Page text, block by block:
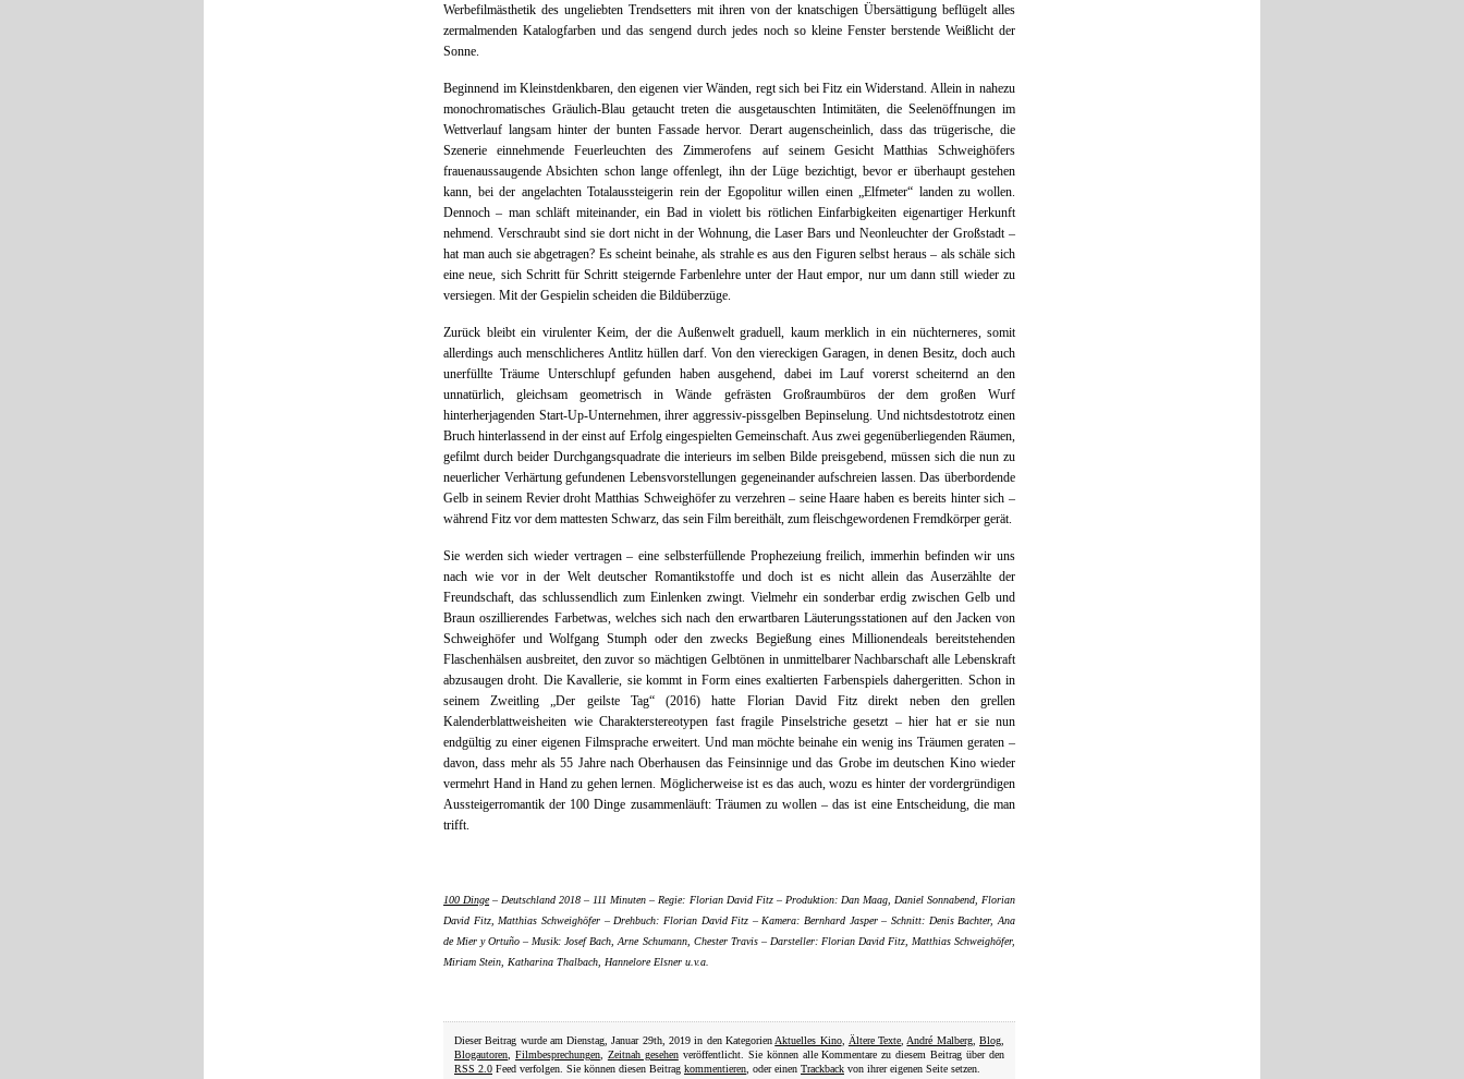
Werbefilmästhetik des ungeliebten Trendsetters mit ihren von der knatschigen Übersättigung beflügelt alles
zermalmenden Katalogfarben und das sengend durch jedes noch so kleine Fenster berstende Weißlicht der
Sonne.
Beginnend im Kleinstdenkbaren, den eigenen vier Wänden, regt sich bei Fitz ein Widerstand. Allein in nahezu
monochromatisches Gräulich-Blau getaucht treten die ausgetauschten Intimitäten, die Seelenöffnungen im
Wettverlauf langsam hinter der bunten Fassade hervor. Derart augenscheinlich, dass das trügerische, die
Szenerie einnehmende Feuerleuchten des Zimmerofens auf seinem Gesicht Matthias Schweighöfers
frauenaussaugende Absichten schon lange offenlegt, ihn der Lüge bezichtigt, bevor er überhaupt gestehen
kann, bei der angelachten Totalaussteigerin rein der Egopolitur willen einen „Elfmeter“ landen zu wollen.
Dennoch – man schläft miteinander, ein Bad in violett bis rötlichen Einfarbigkeiten eigenartiger Herkunft
nehmend. Verschraubt sind sie dort nicht in der Wohnung, die Laser Bars und Neonleuchter der Großstadt –
hat man auch sie abgetragen? Es scheint beinahe, als strahle es aus den Figuren selbst heraus – als schäle sich
eine neue, sich Schritt für Schritt steigernde Farbenlehre unter der Haut empor, nur um dann still wieder zu
versiegen. Mit der Gespielin scheiden die Bildüberzüge.
Zurück bleibt ein virulenter Keim, der die Außenwelt graduell, kaum merklich in ein nüchterneres, somit
allerdings auch menschlicheres Antlitz hüllen darf. Von den viereckigen Garagen, in denen Besitz, doch auch
unerfüllte Träume Unterschlupf gefunden haben ausgehend, dabei im Lauf vorerst scheiternd an den
unnatürlich, gleichsam geometrisch in Wände gefrästen Großraumbüros der dem großen Wurf
hinterherjagenden Start-Up-Unternehmen, ihrer aggressiv-pissgelben Bepinselung. Und nichtsdestotrotz einen
Bruch hinterlassend in der einst auf Erfolg eingespielten Gemeinschaft. Aus zwei gegenüberliegenden Räumen,
gefilmt durch beider Durchgangsquadrate die interieurs im selben Bilde preisgebend, müssen sich die nun zu
neuerlicher Verhärtung gefundenen Lebensvorstellungen gegeneinander aufschreien lassen. Das überbordende
Gelb in seinem Revier droht Matthias Schweighöfer zu verzehren – seine Haare haben es bereits hinter sich –
während Fitz vor dem mattesten Schwarz, das sein Film bereithält, zum fleischgewordenen Fremdkörper gerät.
Sie werden sich wieder vertragen – eine selbsterfüllende Prophezeiung freilich, immerhin befinden wir uns
nach wie vor in der Welt deutscher Romantikstoffe und doch ist es nicht allein das Auserzählte der
Freundschaft, das schlussendlich zum Einlenken zwingt. Vielmehr ein sonderbar erdig zwischen Gelb und
Braun oszillierendes Farbetwas, welches sich nach den erwartbaren Läuterungsstationen auf den Jacken von
Schweighöfer und Wolfgang Stumph oder den zwecks Begießung eines Millionendeals bereitstehenden
Flaschenhälsen ausbreitet, den zuvor so mächtigen Gelbtönen in unmittelbarer Nachbarschaft alle Lebenskraft
abzusaugen droht. Die Kavallerie, sie kommt in Form eines exaltierten Farbenspiels dahergeritten. Schon in
seinem Zweitling „Der geilste Tag“ (2016) hatte Florian David Fitz direkt neben den grellen
Kalenderblattweisheiten wie Charakterstereotypen fast fragile Pinselstriche gesetzt – hier hat er sie nun
endgültig zu einer eigenen Filmsprache erweitert. Und man möchte beinahe ein wenig ins Träumen geraten –
davon, dass mehr als 55 Jahre nach Oberhausen das Feinsinnige und das Grobe im deutschen Kino wieder
vermehrt Hand in Hand zu gehen lernen. Möglicherweise ist es das auch, wozu es hinter der vordergründigen
Aussteigerromantik der 100 Dinge zusammenläuft: Träumen zu wollen – das ist eine Entscheidung, die man
trifft.
100 Dinge– Deutschland 2018 – 111 Minuten – Regie: Florian David Fitz – Produktion: Dan Maag, Daniel Sonnabend, Florian
David Fitz, Matthias Schweighöfer – Drehbuch: Florian David Fitz – Kamera: Bernhard Jasper – Schnitt: Denis Bachter, Ana
de Mier y Ortuño – Musik: Josef Bach, Arne Schumann, Chester Travis – Darsteller: Florian David Fitz, Matthias Schweighöfer,
Miriam Stein, Katharina Thalbach, Hannelore Elsner u.v.a.
Dieser Beitrag wurde am Dienstag, Januar 29th, 2019 in den Kategorien Aktuelles Kino, Ältere Texte André Malberg,Blog
Blogautoren
Filmbesprechungen, Zeitnah gesehenveröffentlicht. Sie können alle Kommentare zu diesem Beitrag über den
RSS 2.0 Feed verfolgen. Sie können diesen Beitrag kommentieren , oder einen Trackback von ihrer eigenen Seite setzen.